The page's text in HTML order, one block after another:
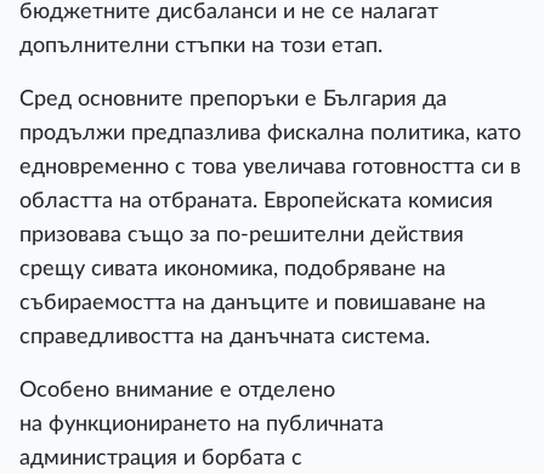
бюджетните дисбаланси и не се налагат
допълнителни стъпки на този етап.
Сред основните препоръки е България да
продължи предпазлива фискална политика, като
едновременно с това увеличава готовността си в
областта на отбраната. Европейската комисия
призовава също за по-решителни действия
срещу сивата икономика, подобряване на
събираемостта на данъците и повишаване на
справедливостта на данъчната система.
Особено внимание е отделено
на функционирането на публичната
администрация и борбата с